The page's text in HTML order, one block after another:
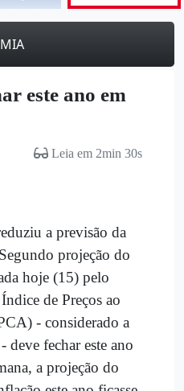
este ano em
Leia em 2min 30s
a previsão da
projeção do
hoje (15) pelo
de Preços ao
- considerado a
fechar este ano
a projeção do